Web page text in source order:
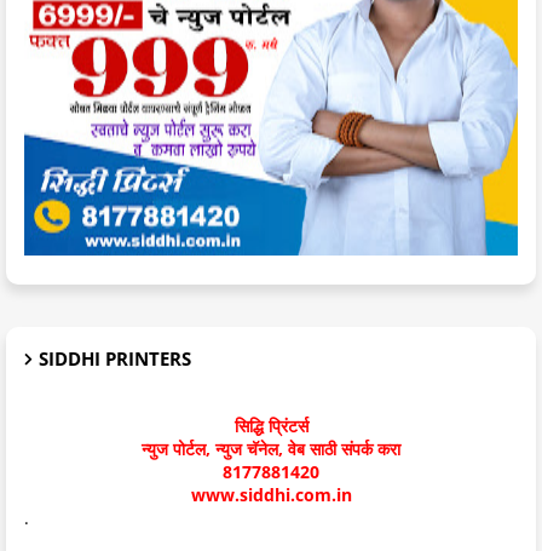
SIDDHI PRINTERS
सिद्धि प्रिंटर्स
न्युज पोर्टल, न्युज चॅनेल, वेब साठी संपर्क करा
8177881420
www.siddhi.com.in
.